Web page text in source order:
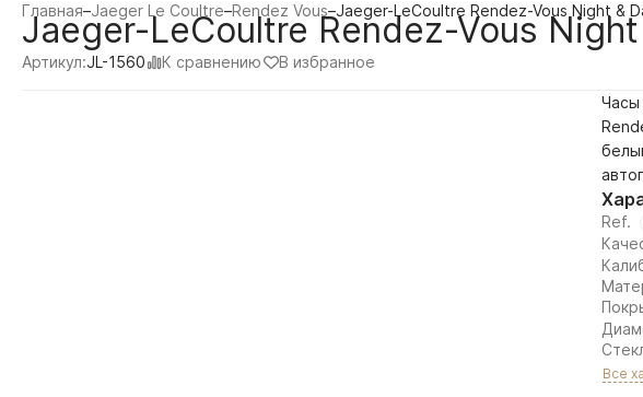
Главная–Jaeger Le Coultre–Rendez Vous–Jaeger-LeCoultre Rendez-Vous Night &
Jaeger-LeCoultre Rendez-Vous
Артикул:JL-1560 К сравнению В избранное
Часы
Ref.
Все